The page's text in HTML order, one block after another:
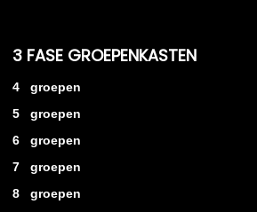
3 FASE GROEPENKASTEN
4 groepen
5 groepen
6 groepen
7 groepen
8 groepen